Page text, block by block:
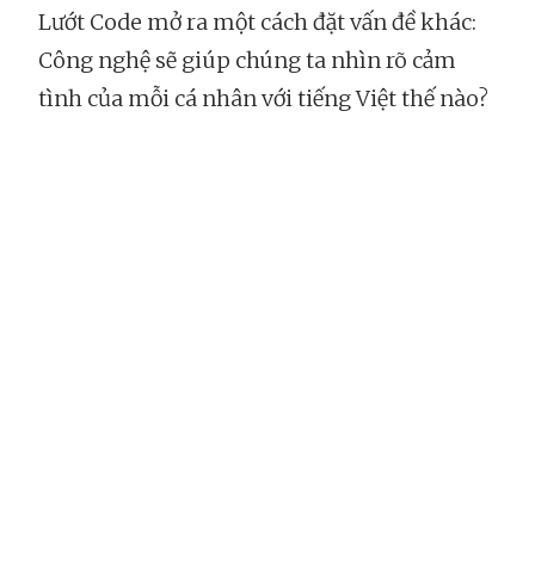
Lướt Code mở ra một cách đặt vấn đề khác:
Công nghệ sẽ giúp chúng ta nhìn rõ cảm
tình của mỗi cá nhân với tiếng Việt thế nào?